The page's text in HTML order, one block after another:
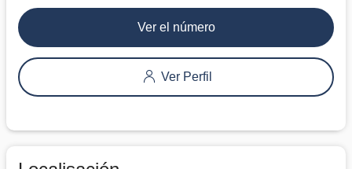
Ver el número
Ver Perfil